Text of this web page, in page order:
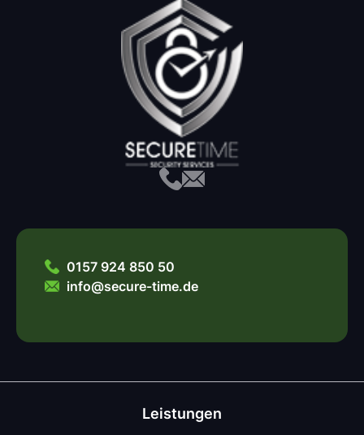
0157 924 850 50
info@secure-time.de
Leistungen